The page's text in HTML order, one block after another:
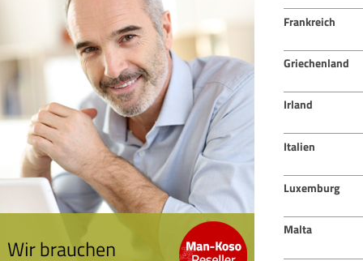
Frankreich
Griechenland
Irland
Italien
Luxemburg
Malta